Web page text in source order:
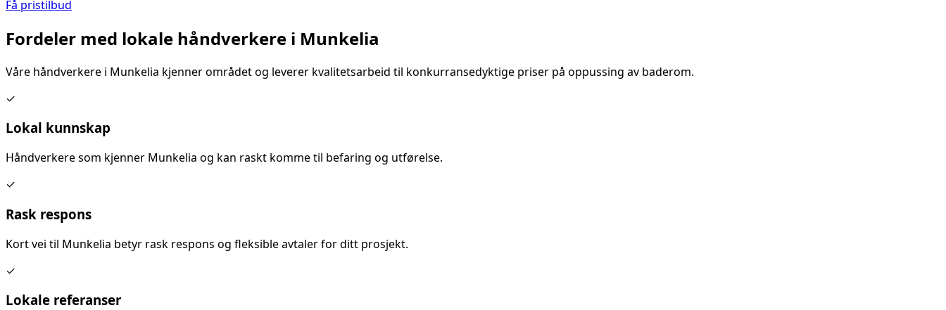
Få pristilbud
Fordeler med lokale håndverkere i Munkelia
Våre håndverkere i Munkelia kjenner området og leverer kvalitetsarbeid til konkurransedyktige priser på oppussing av baderom.
✓
Lokal kunnskap
Håndverkere som kjenner Munkelia og kan raskt komme til befaring og utførelse.
✓
Rask respons
Kort vei til Munkelia betyr rask respons og fleksible avtaler for ditt prosjekt.
✓
Lokale referanser